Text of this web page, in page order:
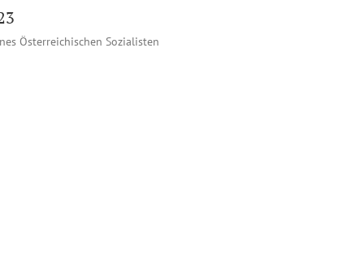
Österreichischen Sozialisten